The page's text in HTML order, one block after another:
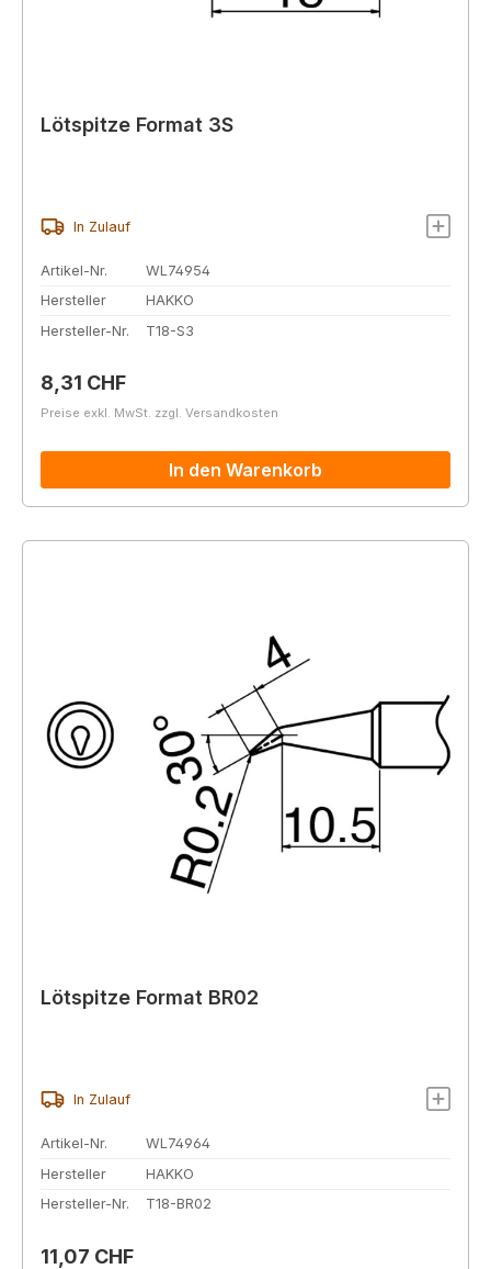
Lötspitze Format 3S
In Zulauf
Artikel-Nr.
WL74954
Hersteller
HAKKO
Hersteller-Nr.
T18-S3
Regulärer Preis:
8,31 CHF
Preise exkl. MwSt. zzgl. Versandkosten
In den Warenkorb
Lötspitze Format BR02
In Zulauf
Artikel-Nr.
WL74964
Hersteller
HAKKO
Hersteller-Nr.
T18-BR02
Regulärer Preis:
11,07 CHF